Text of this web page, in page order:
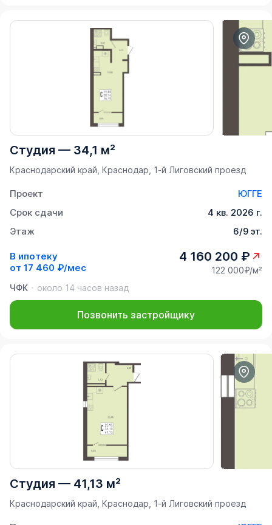
Студия — 34,1 м²
Краснодарский край, Краснодар, 1-й Лиговский проезд
Проект
ЮГГЕ
Срок сдачи
4 кв. 2026 г.
Этаж
6/9 эт.
В ипотеку
от 17 460 ₽/мес
4 160 200 ₽
122 000₽/м²
ЧФК
около 14 часов назад
Позвонить застройщику
Студия — 41,13 м²
Краснодарский край, Краснодар, 1-й Лиговский проезд